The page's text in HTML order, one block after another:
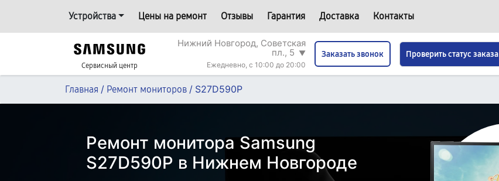
Устройства Цены на ремонт Отзывы Гарантия Доставка Контакты
Сервисный центр
Нижний Новгород, Советская
пл., 5 ▼
Ежедневно, с 10:00 до 20:00
Заказать звонок Проверить статус заказа
Главная / Ремонт мониторов / S27D590P
Ремонт монитора Samsung
S27D590P в Нижнем Новгороде